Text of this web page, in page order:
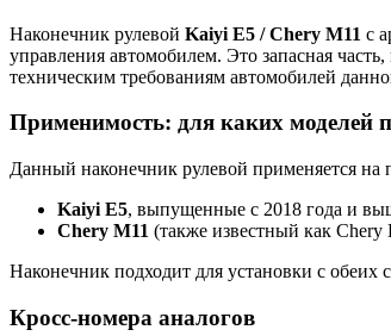
Наконечник рулевой Kaiyi E5 / Chery M11 с
управления автомобилем. Это запасная
техническим требованиям автомобилей
Применимость: для каких моделей
Данный наконечник рулевой применяется на
Kaiyi E5, выпущенные с 2018 года и
Chery M11 (также известный как
Наконечник подходит для установки с обеих
Кросс-номера аналогов